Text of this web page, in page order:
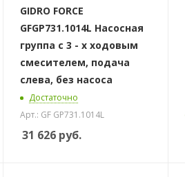
GIDRO FORCE
GFGP731.1014L Насосная
группа c 3 - х ходовым
смесителем, подача
слева, без насоса
Достаточно
Арт.: GF GP731.1014L
31 626руб.